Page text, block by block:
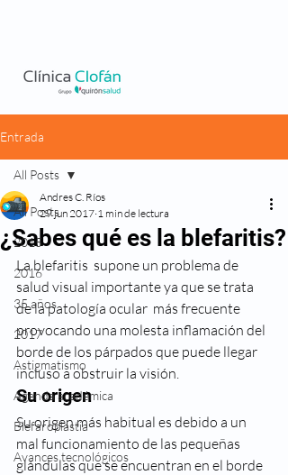
Entrada
All Posts
2015
2016
35 años
2017
Astigmatismo
Agenda académica
Blefaroplastia
Avances tecnológicos
All Posts
¿Sabes qué es la blefaritis?
Andres C. Ríos
29 jun 2017 1 min de lectura
La blefaritis  supone un problema de
salud visual importante ya que se trata
de la patología ocular  más frecuente
provocando una molesta inflamación del
borde de los párpados que puede llegar
incluso a obstruir la visión.
Su origen
Su origen más habitual es debido a un
mal funcionamiento de las pequeñas
glándulas que se encuentran en el borde